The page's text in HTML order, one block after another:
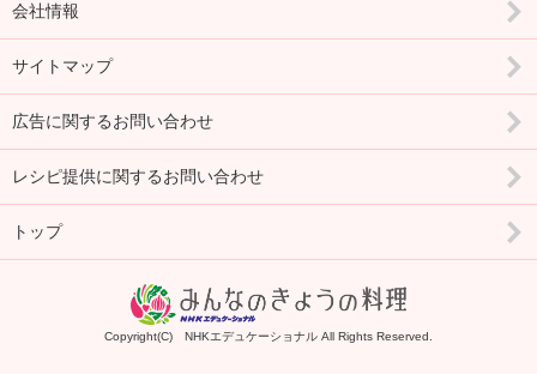
会社情報
サイトマップ
広告に関するお問い合わせ
レシピ提供に関するお問い合わせ
トップ
Copyright(C) NHKエデュケーショナル All Rights Reserved.